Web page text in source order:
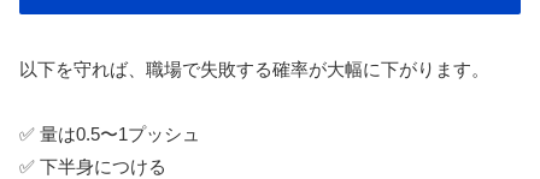
以下を守れば、職場で失敗する確率が大幅に下がります。
✅ 量は0.5〜1プッシュ
✅ 下半身につける